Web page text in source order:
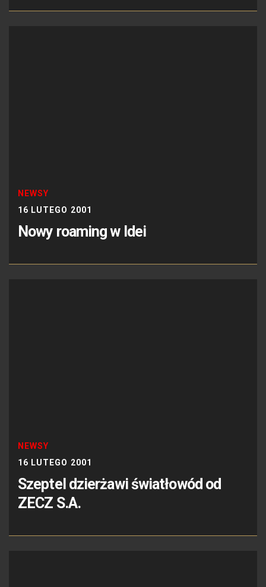
NEWSY
16 LUTEGO 2001
Nowy roaming w Idei
NEWSY
16 LUTEGO 2001
Szeptel dzierżawi światłowód od
ZECZ S.A.